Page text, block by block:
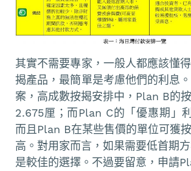
其實不需要專家，一般人都應該懂
揭產品，最簡單是考慮他們的利息
案，高成數按揭安排中，Plan B的
2.675厘；而Plan C的「優惠期」
而且Plan B在某些售價的單位可獲
高。對用家而言，如果需要低首期
是較佳的選擇。不過要留意，申請